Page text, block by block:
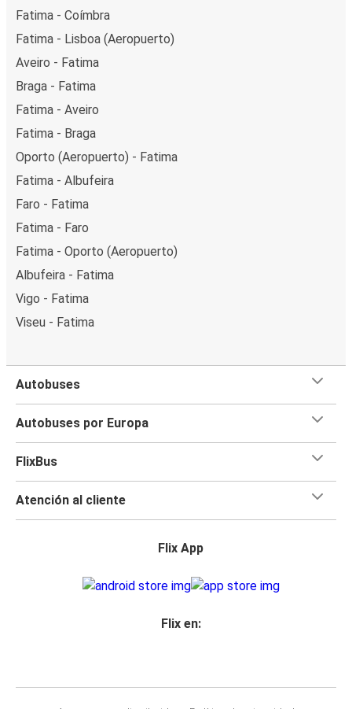
Fatima - Coímbra
Fatima - Lisboa (Aeropuerto)
Aveiro - Fatima
Braga - Fatima
Fatima - Aveiro
Fatima - Braga
Oporto (Aeropuerto) - Fatima
Fatima - Albufeira
Faro - Fatima
Fatima - Faro
Fatima - Oporto (Aeropuerto)
Albufeira - Fatima
Vigo - Fatima
Viseu - Fatima
Autobuses
Autobuses por Europa
FlixBus
Atención al cliente
Flix App
Flix en: